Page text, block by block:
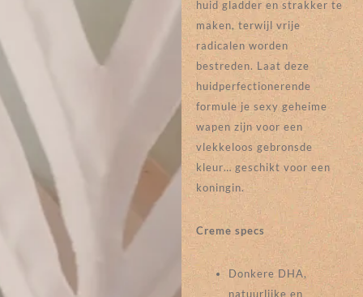
huid gladder en strakker te
maken, terwijl vrije
radicalen worden
bestreden. Laat deze
huidperfectionerende
formule je sexy geheime
wapen zijn voor een
vlekkeloos gebronsde
kleur… geschikt voor een
koningin.
Creme specs
Donkere DHA,
natuurlijke en